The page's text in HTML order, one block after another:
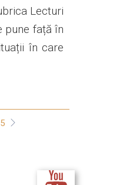
Lecturi
pune față în
în care
5